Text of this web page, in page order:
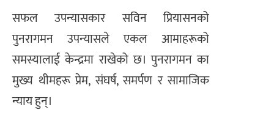
सफल उपन्यासकार सविन प्रियासनको
पुनरागमन उपन्यासले एकल आमाहरूको
समस्यालाई केन्द्रमा राखेको छ। पुनरागमन का
मुख्य थीमहरू प्रेम, संघर्ष, समर्पण र सामाजिक
न्याय हुन्।